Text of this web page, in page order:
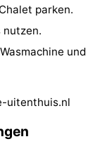
parken.
nutzen.
und
uitenthuis.nl